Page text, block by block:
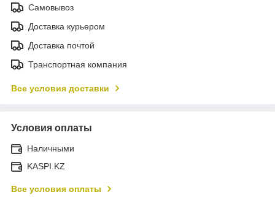
Самовывоз
Доставка курьером
Доставка почтой
Транспортная компания
Все условия доставки
Условия оплаты
Наличными
KASPI.KZ
Все условия оплаты